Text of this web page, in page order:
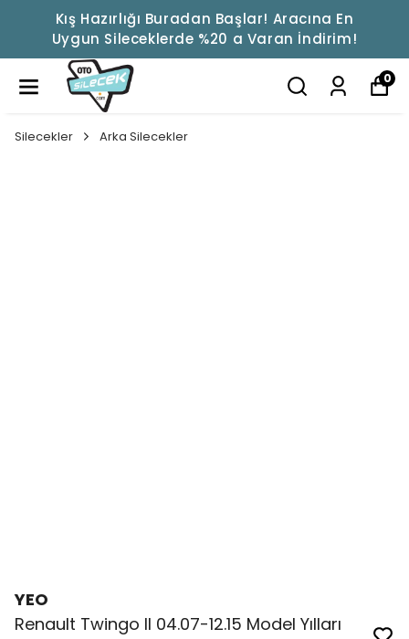
Kış Hazırlığı Buradan Başlar! Aracına En
Uygun Sileceklerde %20 a Varan İndirim!
0
Silecekler Arka Silecekler
YEO
Renault Twingo II 04.07-12.15 Model Yılları